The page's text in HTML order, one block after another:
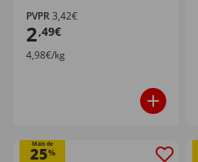
PVPR3,42€
2,49€
4,98€/kg
Mais de
25%